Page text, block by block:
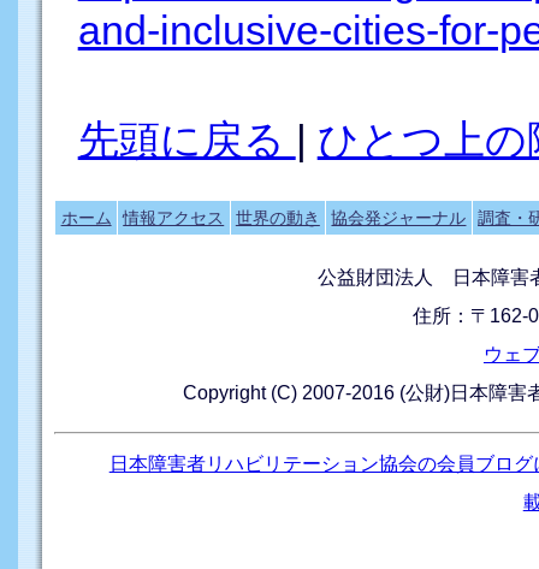
and-inclusive-cities-for-
先頭に戻る ひとつ上の
ホーム 情報アクセス 世界の動き 協会発ジャーナル 調査・
公益財団法人 日本障害
住所：〒162-
ウェ
Copyright (C) 2007-2016 (公財)日本障
日本障害者リハビリテーション協会の会員ブロ